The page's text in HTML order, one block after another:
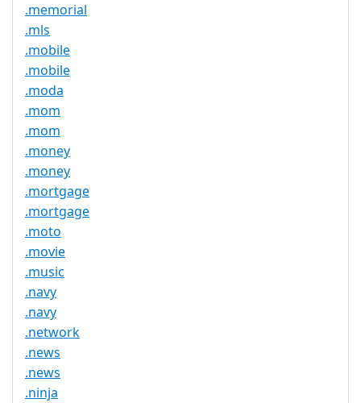
.memorial
.mls
.mobile
.mobile
.moda
.mom
.mom
.money
.money
.mortgage
.mortgage
.moto
.movie
.music
.navy
.navy
.network
.news
.news
.ninja